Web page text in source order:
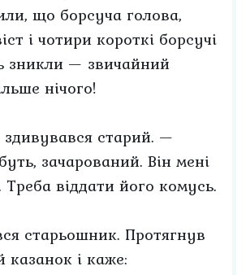
що борсуча голова,
і чотири короткі борсучі
зникли — звичайний
нічого!
старий. —
зачарований. Він мені
Треба віддати його комусь.
старьошник. Протягнув
і каже: